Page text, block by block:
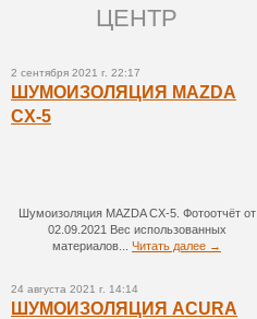
ЦЕНТР
2 сентября 2021 г. 22:17
ШУМОИЗОЛЯЦИЯ MAZDA
CX-5
Шумоизоляция MAZDA CX-5. Фотоотчёт от
02.09.2021 Вес использованных
материалов... Читать далее →
24 августа 2021 г. 14:14
ШУМОИЗОЛЯЦИЯ ACURA